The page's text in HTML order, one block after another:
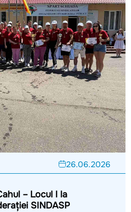
26.06.2026
– Locul I la
SINDASP